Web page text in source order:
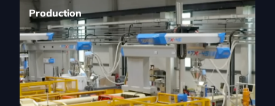
Production